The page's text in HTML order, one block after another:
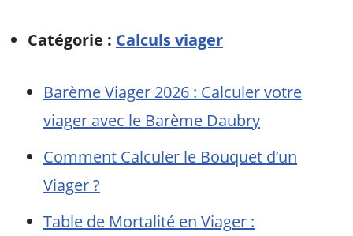
Catégorie : Calculs viager
Barème Viager 2026 : Calculer votre
viager avec le Barème Daubry
Comment Calculer le Bouquet d’un
Viager ?
Table de Mortalité en Viager :